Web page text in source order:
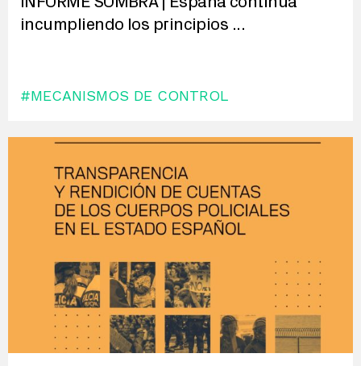
incumpliendo los principios ...
#MECANISMOS DE CONTROL